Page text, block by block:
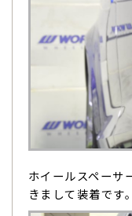
ホイールスペーサ
きまして装着です。